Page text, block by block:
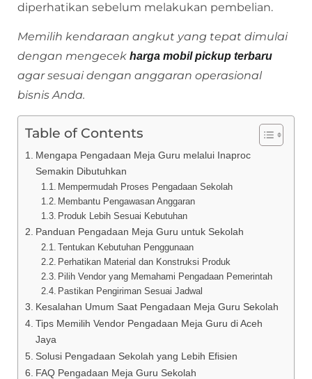
diperhatikan sebelum melakukan pembelian.
Memilih kendaraan angkut yang tepat dimulai
dengan mengecek harga mobil pickup terbaru
agar sesuai dengan anggaran operasional
bisnis Anda.
Table of Contents
Mengapa Pengadaan Meja Guru melalui Inaproc
Semakin Dibutuhkan
Mempermudah Proses Pengadaan Sekolah
Membantu Pengawasan Anggaran
Produk Lebih Sesuai Kebutuhan
Panduan Pengadaan Meja Guru untuk Sekolah
Tentukan Kebutuhan Penggunaan
Perhatikan Material dan Konstruksi Produk
Pilih Vendor yang Memahami Pengadaan Pemerintah
Pastikan Pengiriman Sesuai Jadwal
Kesalahan Umum Saat Pengadaan Meja Guru Sekolah
Tips Memilih Vendor Pengadaan Meja Guru di Aceh
Jaya
Solusi Pengadaan Sekolah yang Lebih Efisien
FAQ Pengadaan Meja Guru Sekolah